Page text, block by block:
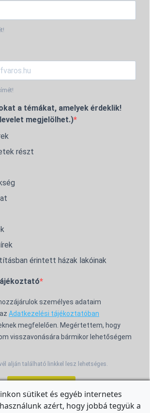
a témákat, amelyek érdeklik!
megjelölhet.)
részt
érintett házak lakóinak
személyes adataim
Adatkezelési tájékoztatóban
megfelelően. Megértettem, hogy
visszavonására bármikor lehetőségem
alján található linkkel lesz lehetséges.
sütiket és egyéb internetes
azért, hogy jobbá tegyük a